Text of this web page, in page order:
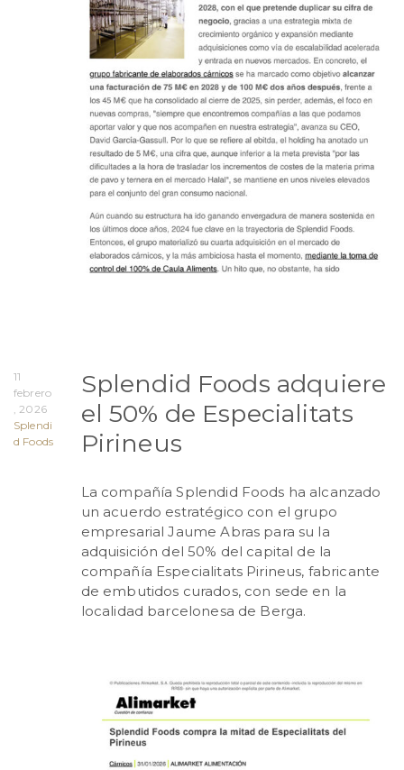
11
febrero
, 2026
Splendi
d Foods
Splendid Foods adquiere
el 50% de Especialitats
Pirineus
La compañía Splendid Foods ha alcanzado
un acuerdo estratégico con el grupo
empresarial Jaume Abras para su la
adquisición del 50% del capital de la
compañía Especialitats Pirineus, fabricante
de embutidos curados, con sede en la
localidad barcelonesa de Berga.